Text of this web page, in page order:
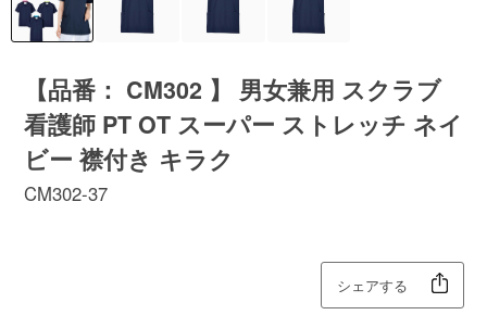
【品番： CM302 】 男女兼用 スクラブ
看護師 PT OT スーパー ストレッチ ネイ
ビー 襟付き キラク
CM302-37
シェアする